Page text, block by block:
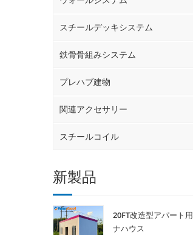
スチールデッキシステム
鉄骨骨組みシステム
プレハブ建物
関連アクセサリー
スチールコイル
新製品
20FT改造型アパート
ナハウス